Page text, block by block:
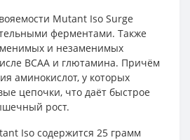
Mutant Iso Surge
ферментами. Также
и незаменимых
BCAA и глютамина. Причём
аминокислот, у которых
цепочки, что даёт быстрое
рост.
Iso содержится 25 грамм